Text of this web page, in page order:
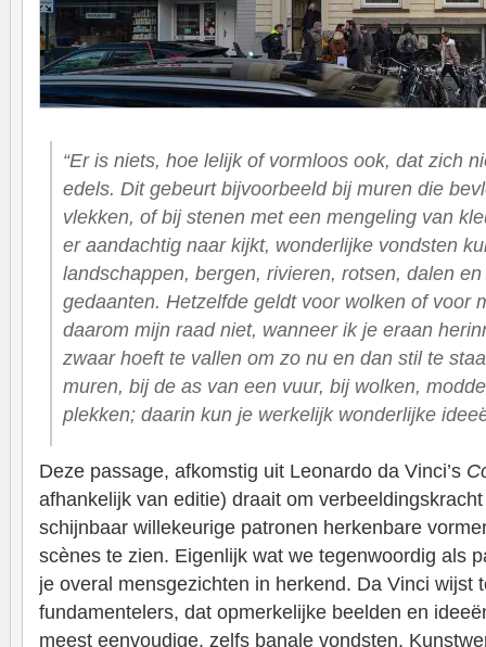
“Er is niets, hoe lelijk of vormloos ook, dat zich
edels. Dit gebeurt bijvoorbeeld bij muren die
vlekken, of bij stenen met een mengeling van
er aandachtig naar kijkt, wonderlijke vondsten
landschappen, bergen, rivieren, rotsen, dalen
gedaanten. Hetzelfde geldt voor wolken of voor
daarom mijn raad niet, wanneer ik je eraan
zwaar hoeft te vallen om zo nu en dan stil te
muren, bij de as van een vuur, bij wolken,
plekken; daarin kun je werkelijk wonderlijke
Deze passage, afkomstig uit Leonardo da Vinci’s
afhankelijk van editie) draait om
schijnbaar willekeurige patronen herkenbare
scènes te zien. Eigenlijk wat we tegenwoordig als
je overal mensgezichten in herkend. Da Vinci wijst
fundamentelers, dat opmerkelijke beelden en
meest eenvoudige, zelfs banale vondsten.